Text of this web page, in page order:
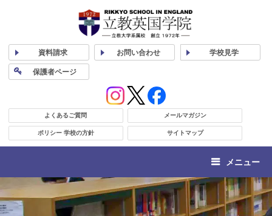
資料請求 お問い合わせ 学校見学
保護者ページ
よくあるご質問 メールマガジン
ポリシー 学校の方針 サイトマップ
メニュー